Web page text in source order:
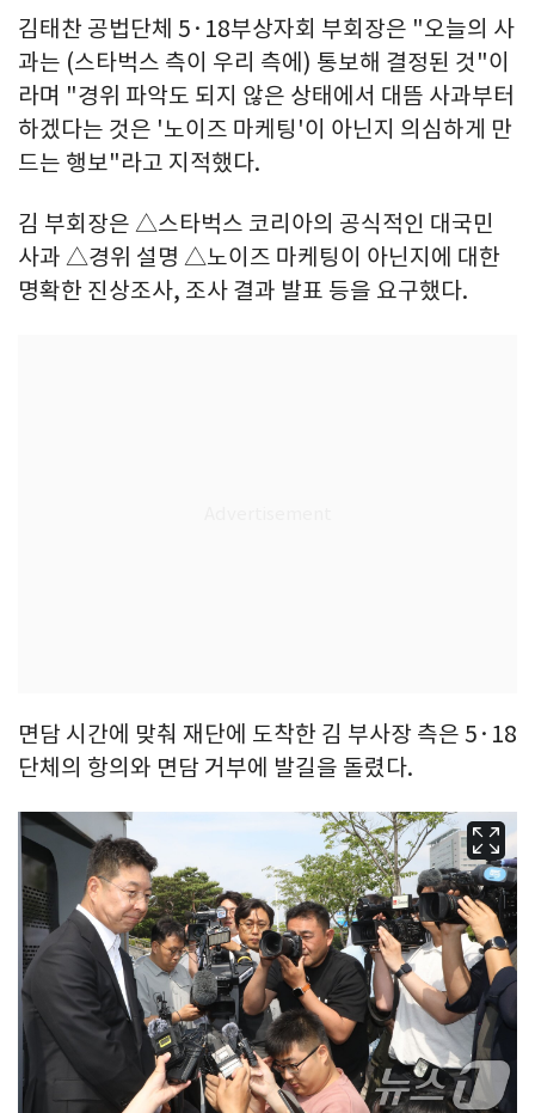
김태찬 공법단체 5·18부상자회 부회장은 "오늘의 사
과는 (스타벅스 측이 우리 측에) 통보해 결정된 것"이
라며 "경위 파악도 되지 않은 상태에서 대뜸 사과부터
하겠다는 것은 '노이즈 마케팅'이 아닌지 의심하게 만
드는 행보"라고 지적했다.
김 부회장은 △스타벅스 코리아의 공식적인 대국민
사과 △경위 설명 △노이즈 마케팅이 아닌지에 대한
명확한 진상조사, 조사 결과 발표 등을 요구했다.
면담 시간에 맞춰 재단에 도착한 김 부사장 측은 5·18
단체의 항의와 면담 거부에 발길을 돌렸다.